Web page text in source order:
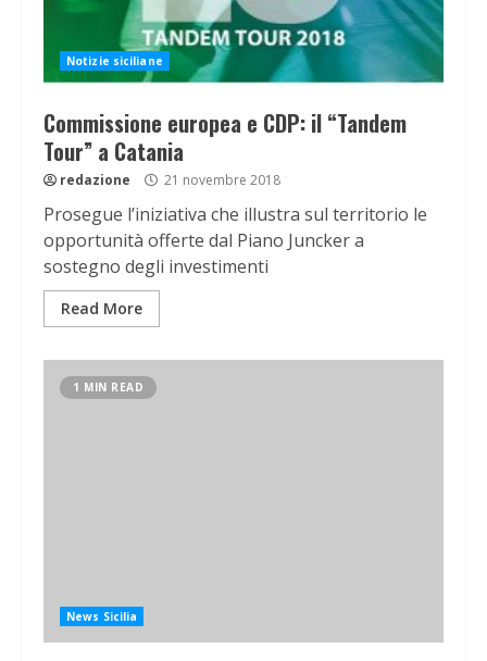
Notizie siciliane
Commissione europea e CDP: il “Tandem
Tour” a Catania
redazione 21 novembre 2018
Prosegue l’iniziativa che illustra sul territorio le
opportunità offerte dal Piano Juncker a
sostegno degli investimenti
Read More
1 MIN READ
News Sicilia